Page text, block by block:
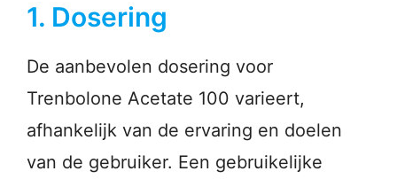
1. Dosering
De aanbevolen dosering voor
Trenbolone Acetate 100 varieert,
afhankelijk van de ervaring en doelen
van de gebruiker. Een gebruikelijke